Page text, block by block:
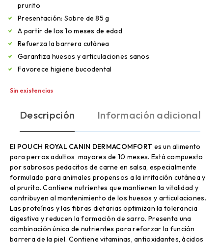
prurito
Presentación: Sobre de 85 g
A partir de los 1o meses de edad
Refuerza la barrera cutánea
Garantiza huesos y articulaciones sanos
Favorece higiene bucodental
Sin existencias
Descripción Información adicional
El POUCH ROYAL CANIN DERMACOMFORT es un alimento
para perros adultos mayores de 10 meses. Está compuesto
por sabrosos pedacitos de carne en salsa, especialmente
formulado para animales propensos a la irritación cutánea y
al prurito. Contiene nutrientes que mantienen la vitalidad y
contribuyen al mantenimiento de los huesos y articulaciones.
Las proteínas y las fibras dietarias optimizan la tolerancia
digestiva y reducen la formación de sarro. Presenta una
combinación única de nutrientes para reforzar la función
barrera de la piel. Contiene vitaminas, antioxidantes, ácidos